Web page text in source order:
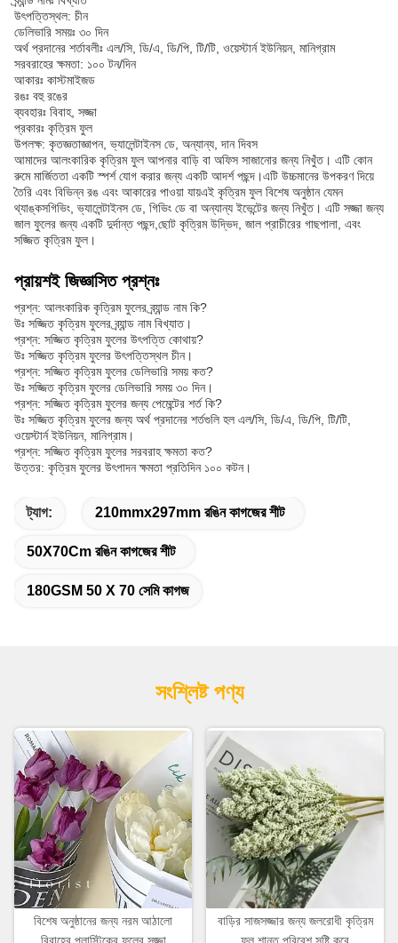
উৎপত্তিস্থল: চীন
ডেলিভারি সময়ঃ ৩০ দিন
অর্থ প্রদানের শর্তাবলীঃ এল/সি, ডি/এ, ডি/পি, টি/টি, ওয়েস্টার্ন ইউনিয়ন, মানিগ্রাম
সরবরাহের ক্ষমতা: ১০০ টন/দিন
আকারঃ কাস্টমাইজড
রঙঃ বহু রঙের
ব্যবহারঃ বিবাহ, সজ্জা
প্রকারঃ কৃত্রিম ফুল
উপলক্ষ: কৃতজ্ঞতাজ্ঞাপন, ভ্যালেন্টাইনস ডে, অন্যান্য, দান দিবস
আমাদের আলংকারিক কৃত্রিম ফুল আপনার বাড়ি বা অফিস সাজানোর জন্য নিখুঁত। এটি কোন
রুমে মার্জিততা একটি স্পর্শ যোগ করার জন্য একটি আদর্শ পছন্দ।এটি উচ্চমানের উপকরণ দিয়ে
তৈরি এবং বিভিন্ন রঙ এবং আকারের পাওয়া যায়এই কৃত্রিম ফুল বিশেষ অনুষ্ঠান যেমন
থ্যাঙ্কসগিভিং, ভ্যালেন্টাইনস ডে, গিভিং ডে বা অন্যান্য ইভেন্টের জন্য নিখুঁত। এটি সজ্জা জন্য
জাল ফুলের জন্য একটি দুর্দান্ত পছন্দ,ছোট কৃত্রিম উদ্ভিদ, জাল প্রাচীরের গাছপালা, এবং
সজ্জিত কৃত্রিম ফুল।
প্রায়শই জিজ্ঞাসিত প্রশ্নঃ
প্রশ্ন: আলংকারিক কৃত্রিম ফুলের ব্র্যান্ড নাম কি?
উঃ সজ্জিত কৃত্রিম ফুলের ব্র্যান্ড নাম বিখ্যাত।
প্রশ্ন: সজ্জিত কৃত্রিম ফুলের উৎপত্তি কোথায়?
উঃ সজ্জিত কৃত্রিম ফুলের উৎপত্তিস্থল চীন।
প্রশ্ন: সজ্জিত কৃত্রিম ফুলের ডেলিভারি সময় কত?
উঃ সজ্জিত কৃত্রিম ফুলের ডেলিভারি সময় ৩০ দিন।
প্রশ্ন: সজ্জিত কৃত্রিম ফুলের জন্য পেমেন্টের শর্ত কি?
উঃ সজ্জিত কৃত্রিম ফুলের জন্য অর্থ প্রদানের শর্তগুলি হল এল/সি, ডি/এ, ডি/পি, টি/টি,
ওয়েস্টার্ন ইউনিয়ন, মানিগ্রাম।
প্রশ্ন: সজ্জিত কৃত্রিম ফুলের সরবরাহ ক্ষমতা কত?
উত্তর: কৃত্রিম ফুলের উৎপাদন ক্ষমতা প্রতিদিন ১০০ কটন।
ট্যাগ: 210mmx297mm রঙিন কাগজের শীট
50X70Cm রঙিন কাগজের শীট
180GSM 50 X 70 সেমি কাগজ
সংশ্লিষ্ট পণ্য
বিশেষ অনুষ্ঠানের জন্য নরম আঠালো
বাড়ির সাজসজ্জার জন্য জলরোধী কৃত্রিম